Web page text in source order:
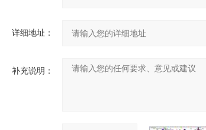
详细地址：
补充说明：